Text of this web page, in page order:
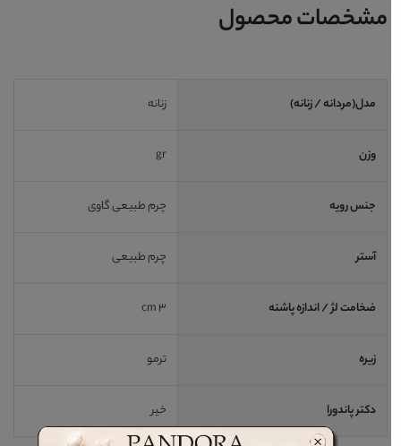
مشخصات محصول
مدل(مردانه / زنانه) زنانه
وزن gr
جنس رویه چرم طبیعی گاوی
آستر چرم طبیعی
ضخامت لژ / اندازه پاشنه
زیره ترمو
دکتر پاندورا خیر